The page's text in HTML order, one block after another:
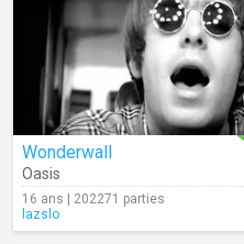
Wonderwall
Oasis
16 ans | 202271 parties
lazslo